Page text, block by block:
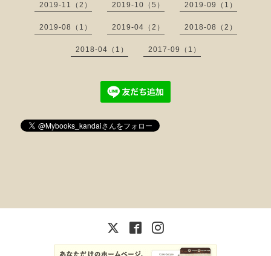
2019-11（2） 2019-10（5） 2019-09（1）
2019-08（1） 2019-04（2） 2018-08（2）
2018-04（1） 2017-09（1）